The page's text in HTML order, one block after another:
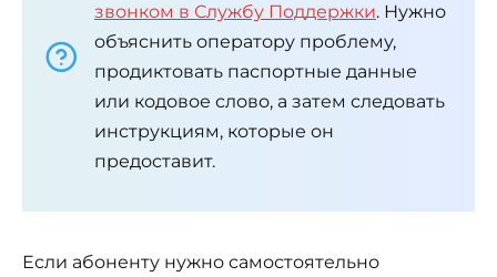
звонком в Службу Поддержки. Нужно
объяснить оператору проблему,
продиктовать паспортные данные
или кодовое слово, а затем следовать
инструкциям, которые он
предоставит.
Если абоненту нужно самостоятельно